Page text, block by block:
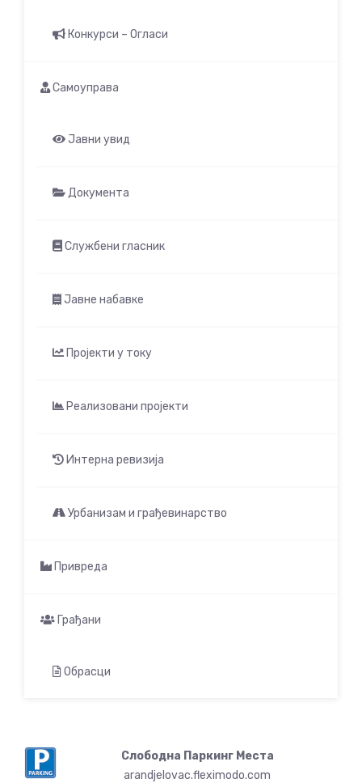
Конкурси – Огласи
Самоуправа
Јавни увид
Документа
Службени гласник
Јавне набавке
Пројекти у току
Реализовани пројекти
Интерна ревизија
Урбанизам и грађевинарство
Привреда
Грађани
Обрасци
Слободна Паркинг Места
arandjelovac.fleximodo.com